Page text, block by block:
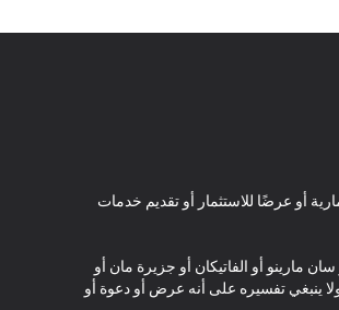
أو عرضًا للاستثمار أو تقديم خدمات
مارينو أو الفاتيكان أو جزيرة مان أو
ينبغي تفسيره على أنه عرض أو دعوة أو